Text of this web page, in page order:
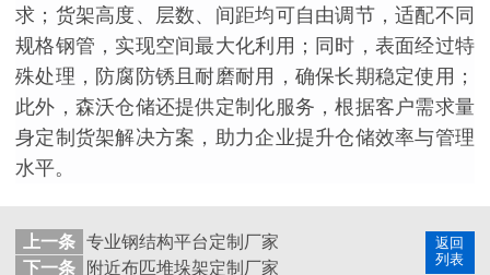
求；货架高度、层数、间距均可自由调节，适配不同
规格钢管，实现空间最大化利用；同时，表面经过特
殊处理，防腐防锈且耐磨耐用，确保长期稳定使用；
此外，森沃仓储还提供定制化服务，根据客户需求量
身定制货架解决方案，助力企业提升仓储效率与管理
水平。
返回
列表
上一条 专业钢结构平台定制厂家
下一条
附近布匹堆垛架定制厂家